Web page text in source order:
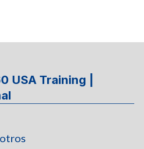
USA Training |